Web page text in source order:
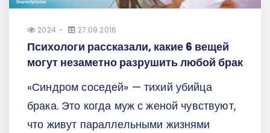
2024 27.09.2016
Психологи рассказали, какие 6 вещей
могут незаметно разрушить любой брак
«Синдром соседей» — тихий убийца
брака. Это когда муж с женой чувствуют,
что живут параллельными жизнями